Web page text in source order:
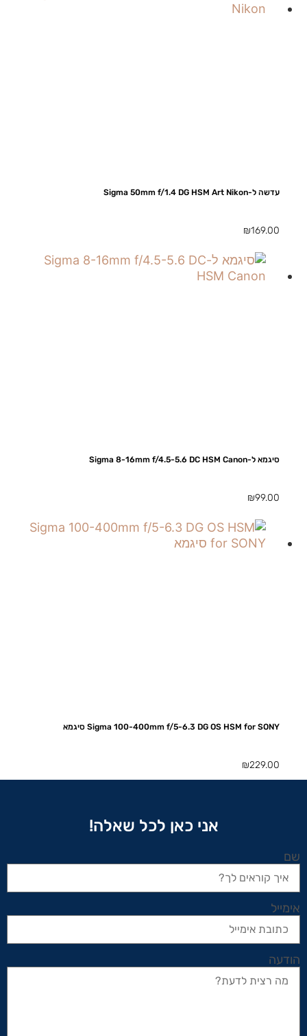
עדשה ל-Sigma 50mm f/1.4 DG HSM Art Nikon
₪169.00
סיגמא ל-Sigma 8-16mm f/4.5-5.6 DC HSM Canon
₪99.00
Sigma 100-400mm f/5-6.3 DG OS HSM for SONY סיגמא
₪229.00
אני כאן לכל שאלה!
שם
אימייל
הודעה